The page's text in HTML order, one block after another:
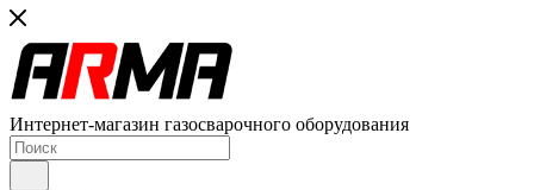
Интернет-магазин газосварочного оборудования